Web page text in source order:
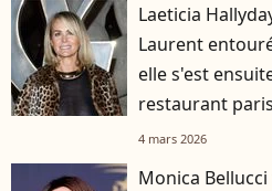
Laeticia
Laurent
elle s'est
restaurant
4 mars 2026
Monica